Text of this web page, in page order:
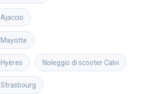
Ajaccio
Mayotte
Hyères Noleggio di scooterCalvi
Strasbourg